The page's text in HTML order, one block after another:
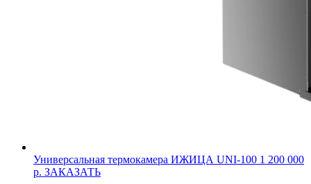
Универсальная термокамера ИЖИЦА UNI-100 1 200 000
р. ЗАКАЗАТЬ